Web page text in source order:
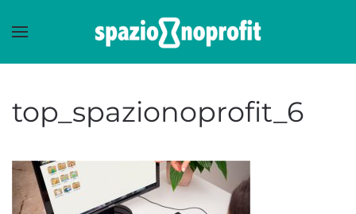
Skip to main content
top_spazionoprofit_6